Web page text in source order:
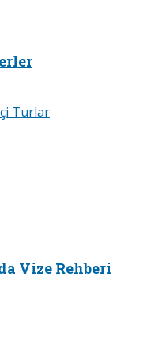
Turlar
Vize Rehberi